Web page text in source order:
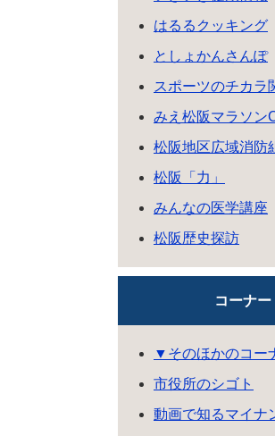
はるるクッキング
としょかんさんぽ
スポーツのチカラ
みえ松阪マラソン
松阪地区広域消防
松阪「力」
みんなの医学講座
松阪歴史探訪
コーナー
▼そのほかのコー
市役所のシゴト
動画で知るマイナ